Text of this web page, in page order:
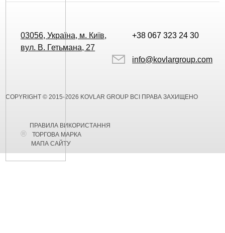
03056, Україна, м. Київ,
вул. В. Гетьмана, 27
+38 067 323 24 30
info@kovlargroup.com
COPYRIGHT © 2015-2026 KOVLAR GROUP ВСІ ПРАВА ЗАХИЩЕНО
ПРАВИЛА ВИКОРИСТАННЯ
ТОРГОВА МАРКА
МАПА САЙТУ